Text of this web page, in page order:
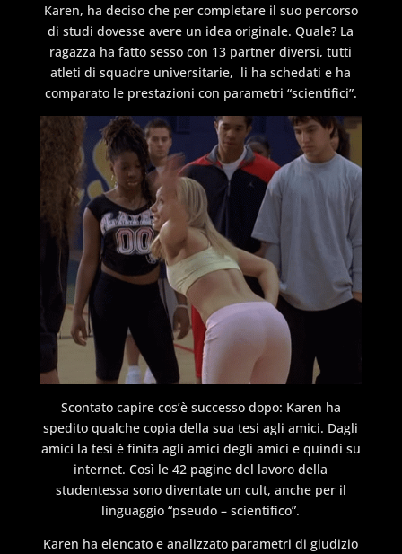
Karen, ha deciso che per completare il suo percorso
di studi dovesse avere un idea originale. Quale? La
ragazza ha fatto sesso con 13 partner diversi, tutti
atleti di squadre universitarie, li ha schedati e ha
comparato le prestazioni con parametri “scientifici”.
Scontato capire cos’è successo dopo: Karen ha
spedito qualche copia della sua tesi agli amici. Dagli
amici la tesi è finita agli amici degli amici e quindi su
internet. Così le 42 pagine del lavoro della
studentessa sono diventate un cult, anche per il
linguaggio “pseudo – scientifico”.
Karen ha elencato e analizzato parametri di giudizio